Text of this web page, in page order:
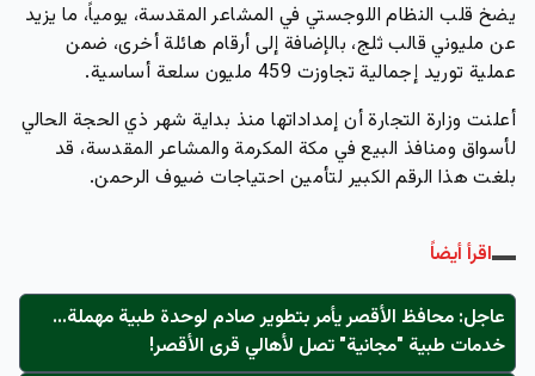
يضخ قلب النظام اللوجستي في المشاعر المقدسة، يومياً، ما يزيد
عن مليوني قالب ثلج، بالإضافة إلى أرقام هائلة أخرى، ضمن
عملية توريد إجمالية تجاوزت 459 مليون سلعة أساسية.
أعلنت وزارة التجارة أن إمداداتها منذ بداية شهر ذي الحجة الحالي
لأسواق ومنافذ البيع في مكة المكرمة والمشاعر المقدسة، قد
بلغت هذا الرقم الكبير لتأمين احتياجات ضيوف الرحمن.
اقرأ أيضاً
عاجل: محافظ الأقصر يأمر بتطوير صادم لوحدة طبية مهملة...
خدمات طبية "مجانية" تصل لأهالي قرى الأقصر!